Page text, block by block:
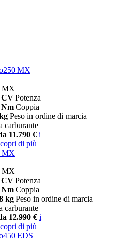
MX
MX
CV Potenza
Nm Coppia
Peso in ordine di marcia
carburante
11.790 € i
di più
MX
MX
CV Potenza
Nm Coppia
kg Peso in ordine di marcia
carburante
12.990 € i
di più
EDS